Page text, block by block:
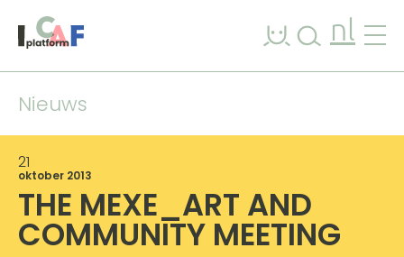
nl
Nieuws
21
oktober 2013
THE MEXE_ART AND
COMMUNITY MEETING